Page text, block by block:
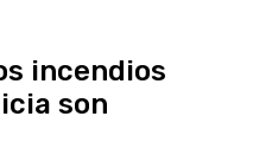
incendios
son